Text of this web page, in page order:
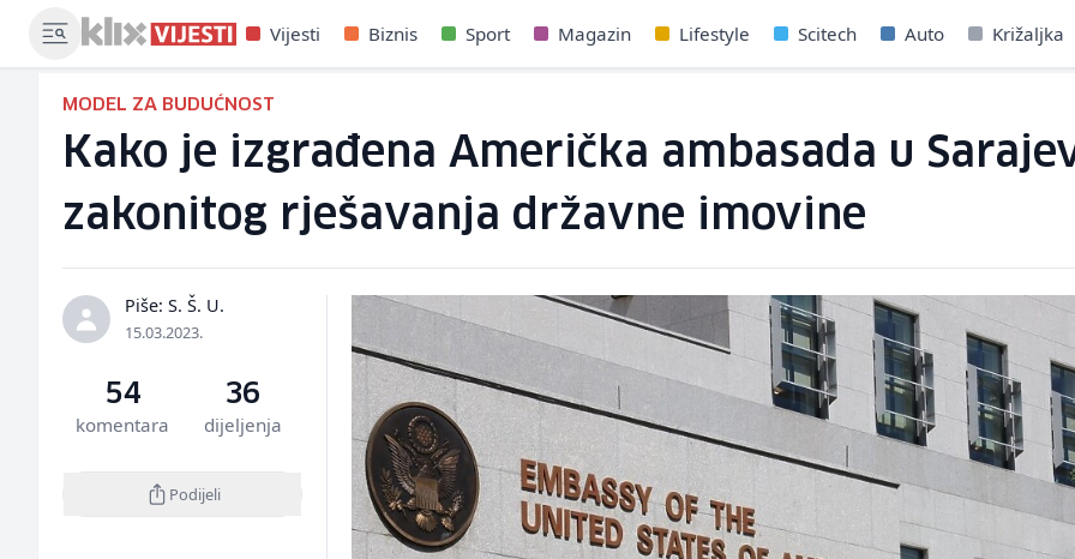
Vijesti Biznis Sport Magazin Lifestyle Scitech Auto Križaljka
MODEL ZA BUDUĆNOST
Kako je izgrađena Američka ambasada u
zakonitog rješavanja državne imovine
Piše: S. Š. U.
15.03.2023.
54
komentara
36
dijeljenja
Podijeli